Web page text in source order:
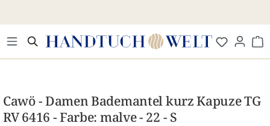
Cawö - Damen Bademantel kurz Kapuze TG
RV 6416 - Farbe: malve - 22 - S